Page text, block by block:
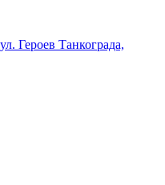
Героев Танкограда,